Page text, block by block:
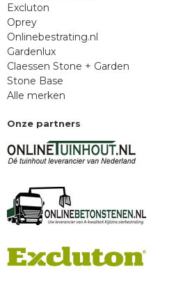
Excluton
Oprey
Onlinebestrating.nl
Gardenlux
Claessen Stone + Garden
Stone Base
Alle merken
Onze partners